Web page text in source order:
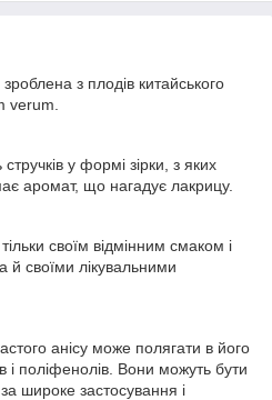
з плодів китайського
verum.
у формі зірки, з яких
аромат, що нагадує лакрицу.
своїм відмінним смаком і
й своїми лікувальними
анісу може полягати в його
і поліфенолів. Вони можуть бути
широке застосування і